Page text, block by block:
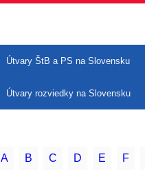
Útvary ŠtB a PS na Slovensku
Útvary rozviedky na Slovensku
A B C D E F